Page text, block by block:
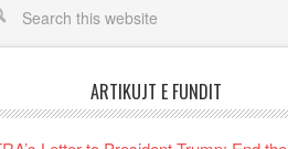
ARTIKUJT E FUNDIT